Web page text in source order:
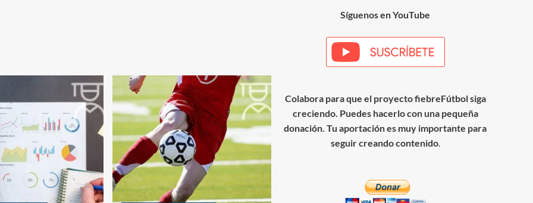
Síguenos en YouTube
Colabora para que el proyecto fiebreFútbol siga
creciendo. Puedes hacerlo con una pequeña
donación. Tu aportación es muy importante para
seguir creando contenido.